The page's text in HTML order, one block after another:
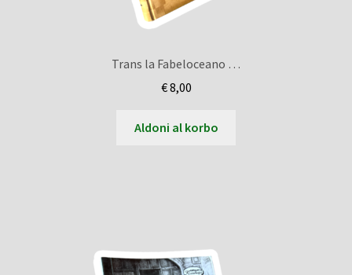
Trans la Fabeloceano …
€8,00
Aldoni al korbo